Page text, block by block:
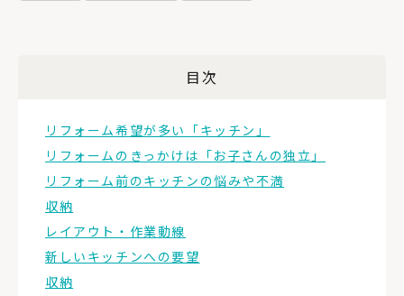
目次
リフォーム希望が多い「キッチン」
リフォームのきっかけは「お子さんの独立」
リフォーム前のキッチンの悩みや不満
収納
レイアウト・作業動線
新しいキッチンへの要望
収納